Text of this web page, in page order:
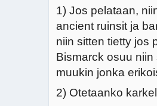
1) Jos pelataan,
ancient ruinsit ja
niin sitten tietty jos
Bismarck osuu
muukin jonka
2) Otetaanko